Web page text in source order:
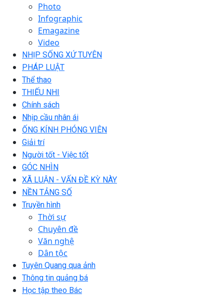
Photo
Infographic
Emagazine
Video
NHỊP SỐNG XỨ TUYÊN
PHÁP LUẬT
Thể thao
THIẾU NHI
Chính sách
Nhịp cầu nhân ái
ỐNG KÍNH PHÓNG VIÊN
Giải trí
Người tốt - Việc tốt
GÓC NHÌN
XÃ LUẬN - VẤN ĐỀ KỲ NÀY
NỀN TẢNG SỐ
Truyền hình
Thời sự
Chuyên đề
Văn nghệ
Dân tộc
Tuyên Quang qua ảnh
Thông tin quảng bá
Học tập theo Bác